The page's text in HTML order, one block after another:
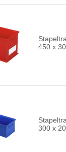
450 x
300 x